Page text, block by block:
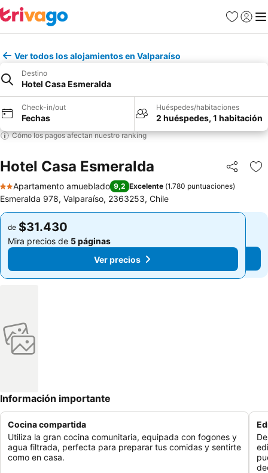
Favoritos
Iniciar
Ver todos los alojamientos en Valparaíso
Destino
Hotel Casa Esmeralda
Check-in/out
Fechas
Huéspedes/habitaciones
2 huéspedes, 1 habitación
Cómo los pagos afectan nuestro ranking
Hotel Casa Esmeralda Compartir
2 Estrellas
Apartamento amueblado 9,2 Excelente (1.780 puntuaciones)
Esmeralda 978, Valparaíso, 2363253, Chile
de $31.430
Mira precios de 5 páginas
Ver precios
de $31.430
Mira precios de 5 páginas
Ver precios
Información importante
Cocina compartida
Utiliza la gran cocina comunitaria, equipada con fogones y
agua filtrada, perfecta para preparar tus comidas y sentirte
como en casa.